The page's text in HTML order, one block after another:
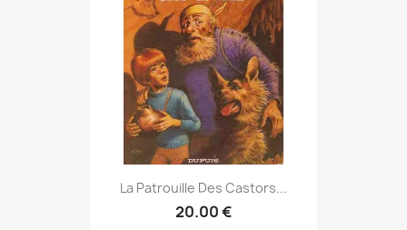
La Patrouille Des Castors...
20.00 €